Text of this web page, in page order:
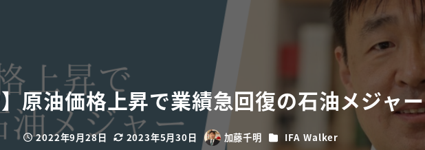
原油価格上昇で業績急回復の石油メジャー
投稿日2022年9月28日 更新日2023年5月30日 著
加藤千明 カテゴリー
IFA Walker